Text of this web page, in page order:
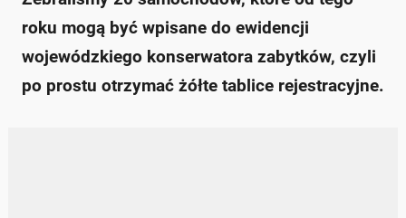
roku mogą być wpisane do ewidencji
wojewódzkiego konserwatora zabytków, czyli
po prostu otrzymać żółte tablice rejestracyjne.